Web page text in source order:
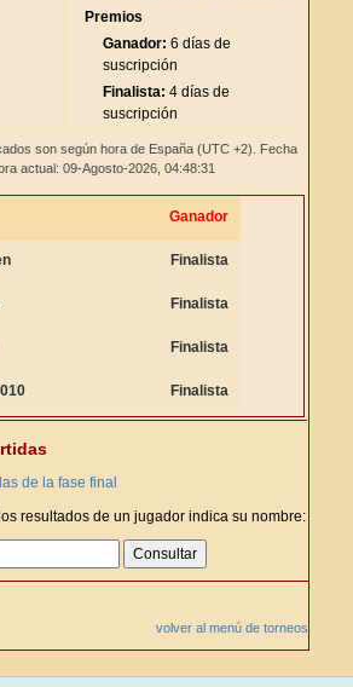
Premios
Ganador: 6 días de
suscripción
Finalista: 4 días de
suscripción
son según hora de España (UTC +2). Fecha
actual: 09-Agosto-2026, 04:48:31
Ganador
Finalista
Finalista
Finalista
Finalista
de la fase final
resultados de un jugador indica su nombre:
volver al menú de torneos